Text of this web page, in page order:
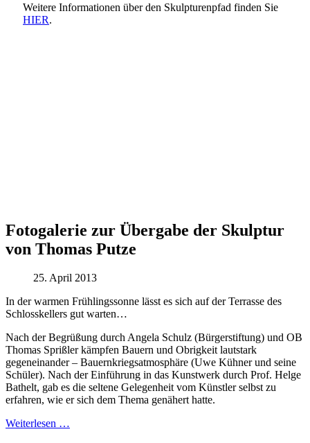
Weitere Informationen über den Skulpturenpfad finden Sie
HIER.
Fotogalerie zur Übergabe der Skulptur
von Thomas Putze
25. April 2013
In der warmen Frühlingssonne lässt es sich auf der Terrasse des
Schlosskellers gut warten…
Nach der Begrüßung durch Angela Schulz (Bürgerstiftung) und OB
Thomas Sprißler kämpfen Bauern und Obrigkeit lautstark
gegeneinander – Bauernkriegsatmosphäre (Uwe Kühner und seine
Schüler). Nach der Einführung in das Kunstwerk durch Prof. Helge
Bathelt, gab es die seltene Gelegenheit vom Künstler selbst zu
erfahren, wie er sich dem Thema genähert hatte.
Weiterlesen …